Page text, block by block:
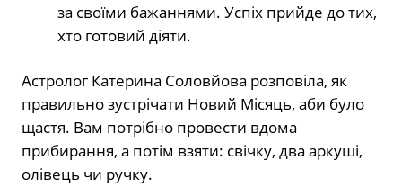
за своїми бажаннями. Успіх прийде до тих,
хто готовий діяти.
Астролог Катерина Соловйова розповіла, як
правильно зустрічати Новий Місяць, аби було
щастя. Вам потрібно провести вдома
прибирання, а потім взяти: свічку, два аркуші,
олівець чи ручку.